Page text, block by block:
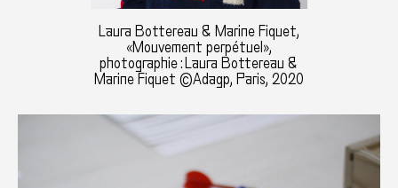
Laura Bottereau & Marine Fiquet,
«Mouvement perpétuel»,
photographie : Laura Bottereau &
Marine Fiquet ©Adagp, Paris, 2020